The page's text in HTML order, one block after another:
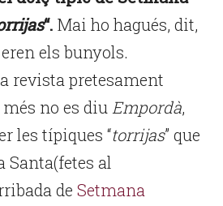
“. Mai ho hagués, dit,
els bunyols.
revista pretesament
no es diuEmpordà,
les típiques “torrijas” que
Santa(fetes al
de Setmana